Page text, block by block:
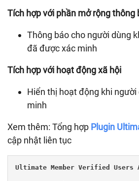
Tích hợp với phần mở rộng thông
Thông báo cho người dùng
đã được xác minh
Tích hợp với hoạt động xã hội
Hiển thị hoạt động khi
minh
Xem thêm: Tổng hợp Plugin
cập nhật liên tục
Ultimate Member Verified Users